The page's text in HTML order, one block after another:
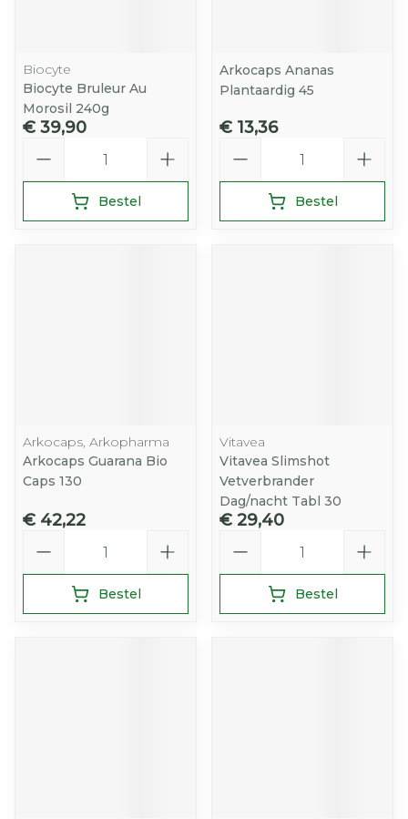
Biocyte
Biocyte Bruleur Au
Morosil 240g
€ 39,90
Bestel
Arkocaps Ananas
Plantaardig 45
€ 13,36
Bestel
Arkocaps, Arkopharma
Arkocaps Guarana Bio
Caps 130
€ 42,22
Bestel
Vitavea
Vitavea Slimshot
Vetverbrander
Dag/nacht Tabl 30
€ 29,40
Bestel